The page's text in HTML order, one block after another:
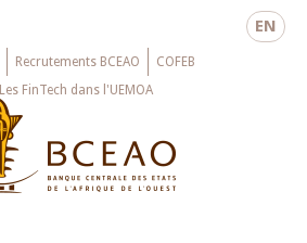
EN
Recrutements BCEAO
COFEB
Les FinTech dans l'UEMOA